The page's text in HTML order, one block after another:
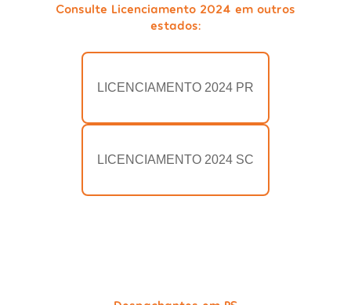
Consulte Licenciamento 2024 em outros
estados:
LICENCIAMENTO 2024 PR
LICENCIAMENTO 2024 SC